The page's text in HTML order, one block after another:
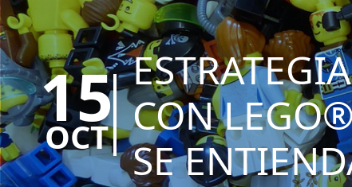
15
OCT CON
SE